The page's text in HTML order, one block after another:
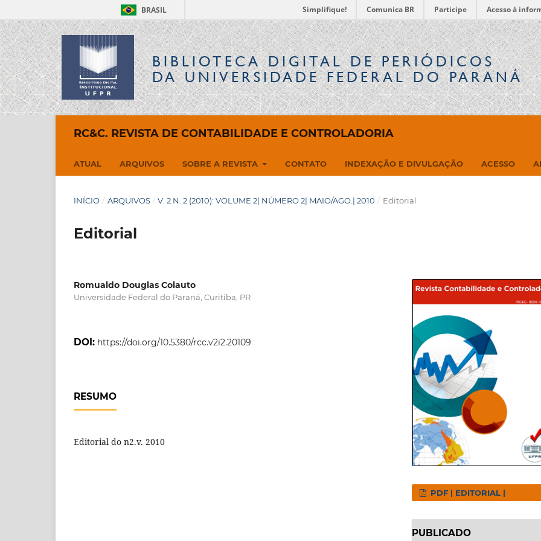
BRASIL Simplifique! Comunica BR Participe Acesso à
BIBLIOTECA DIGITALDE PERIÓDICOS
DA UNIVERSIDADE FEDERAL DO PARANÁ
RC&C. REVISTA DE CONTABILIDADE E CONTROLADORIA
ATUAL ARQUIVOS SOBRE A REVISTA CONTATO INDEXAÇÃO E DIVULGAÇÃO ACESSO
INÍCIO / ARQUIVOS / V. 2 N. 2 (2010): VOLUME 2| NÚMERO 2| MAIO/AGO.| 2010 / Editorial
Editorial
Romualdo Douglas Colauto
Universidade Federal do Paraná, Curitiba, PR
DOI: https://doi.org/10.5380/rcc.v2i2.20109
RESUMO
Editorial do n2.v. 2010
PDF | EDITORIAL |
PUBLICADO